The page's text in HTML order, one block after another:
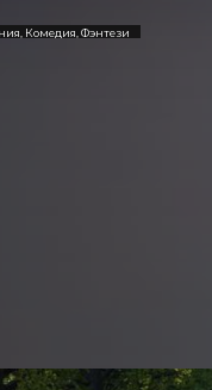
Комедия, Фэнтези